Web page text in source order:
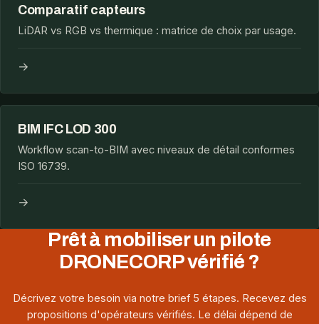
Comparatif capteurs
LiDAR vs RGB vs thermique : matrice de choix par usage.
→
BIM IFC LOD 300
Workflow scan-to-BIM avec niveaux de détail conformes
ISO 16739.
→
Prêt à mobiliser un pilote
DRONECORP vérifié ?
Décrivez votre besoin via notre brief 5 étapes. Recevez des
propositions d'opérateurs vérifiés. Le délai dépend de